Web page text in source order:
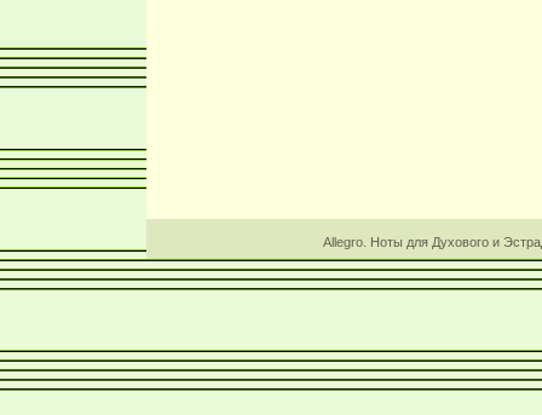
Allegro. Ноты для Духового и